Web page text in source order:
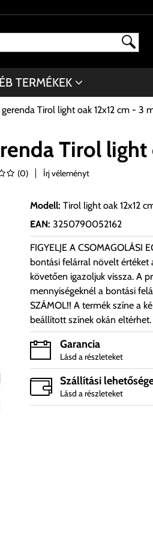
TERMÉKEK
Tirol light oak 12x12 cm - 3
Tirol light
(0) Írj véleményt
Modell: Tirol light oak 12x12
EAN: 3250790052162
FIGYELJE A CSOMAGOLÁSI
bontási felárral növelt értéket
követően igazoljuk vissza. A
mennyiségeknél a bontási
SZÁMOL!! A termék színe a
beállított színek okán eltérhet.
Garancia
Lásd a részleteket
Szállítási
Lásd a részleteket